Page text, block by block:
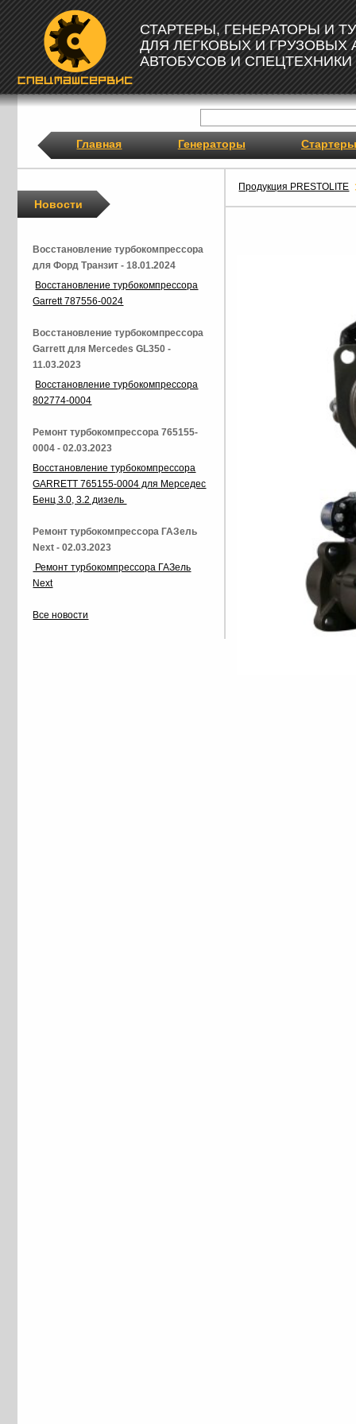
СТАРТЕРЫ, ГЕНЕРАТОРЫ И
ДЛЯ ЛЕГКОВЫХ И ГРУЗОВЫХ
АВТОБУСОВ И СПЕЦТЕХНИКИ
Главная Генераторы Стартеры
Продукция PRESTOLITE
Новости
Восстановление турбокомпрессора
для Форд Транзит - 18.01.2024
Восстановление турбокомпрессора
Garrett 787556-0024
Восстановление турбокомпрессора
Garrett для Mercedes GL350 -
11.03.2023
Восстановление турбокомпрессора
802774-0004
Ремонт турбокомпрессора 765155-
0004 - 02.03.2023
Восстановление турбокомпрессора
GARRETT 765155-0004 для Мерседес
Бенц 3.0, 3.2 дизель
Ремонт турбокомпрессора ГАЗель
Next - 02.03.2023
Ремонт турбокомпрессора ГАЗель
Next
Все новости